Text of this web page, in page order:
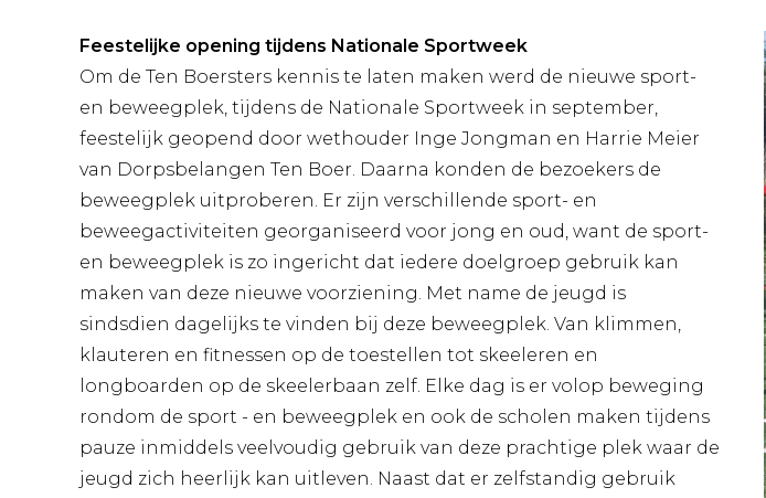
Feestelijke opening tijdens Nationale Sportweek
Om de Ten Boersters kennis te laten maken werd de nieuwe sport-
en beweegplek, tijdens de Nationale Sportweek in september,
feestelijk geopend door wethouder Inge Jongman en Harrie Meier
van Dorpsbelangen Ten Boer. Daarna konden de bezoekers de
beweegplek uitproberen. Er zijn verschillende sport- en
beweegactiviteiten georganiseerd voor jong en oud, want de sport-
en beweegplek is zo ingericht dat iedere doelgroep gebruik kan
maken van deze nieuwe voorziening. Met name de jeugd is
sindsdien dagelijks te vinden bij deze beweegplek. Van klimmen,
klauteren en fitnessen op de toestellen tot skeeleren en
longboarden op de skeelerbaan zelf. Elke dag is er volop beweging
rondom de sport - en beweegplek en ook de scholen maken tijdens
pauze inmiddels veelvoudig gebruik van deze prachtige plek waar de
jeugd zich heerlijk kan uitleven. Naast dat er zelfstandig gebruik